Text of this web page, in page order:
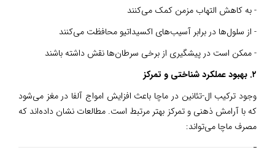
- به کاهش التهاب مزمن کمک می‌کنند
- از سلول‌ها در برابر آسیب‌های اکسیداتیو محافظت می‌کنند
- ممکن است در پیشگیری از برخی سرطان‌ها نقش داشته باشند
۲. بهبود عملکرد شناختی و تمرکز
وجود ترکیب ال-تئانین در ماچا باعث افزایش امواج آلفا در مغز می‌شود
که با آرامش ذهنی و تمرکز بهتر مرتبط است. مطالعات نشان داده‌اند که
مصرف ماچا می‌تواند: